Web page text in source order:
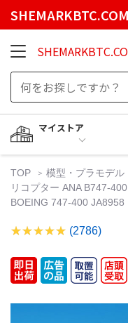
SHEMARKBTC.COM
マイストア
TOP 模型・プラモデル
リコプター ANA B747-
BOEING 747-400
(2786)